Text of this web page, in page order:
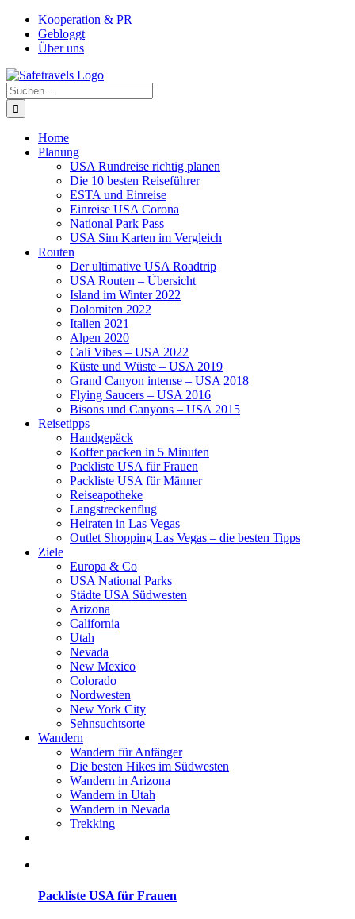
Zum
Inhalt
springen
Facebook
Instagram
YouTube
PinterestKooperation & PR
Gebloggt
Über uns
Suche
nach:
Home
Planung
USA Rundreise richtig planen
Die 10 besten Reiseführer
ESTA und Einreise
Einreise USA Corona
National Park Pass
USA Sim Karten im Vergleich
Routen
Der ultimative USA Roadtrip
USA Routen – Übersicht
Island im Winter 2022
Dolomiten 2022
Italien 2021
Alpen 2020
Cali Vibes – USA 2022
Küste und Wüste – USA 2019
Grand Canyon intense – USA 2018
Flying Saucers – USA 2016
Bisons und Canyons – USA 2015
Reisetipps
Handgepäck
Koffer packen in 5 Minuten
Packliste USA für Frauen
Packliste USA für Männer
Reiseapotheke
Langstreckenflug
Heiraten in Las Vegas
Outlet Shopping Las Vegas – die besten Tipps
Ziele
Europa & Co
USA National Parks
Städte USA Südwesten
Arizona
California
Utah
Nevada
New Mexico
Colorado
Nordwesten
New York City
Sehnsuchtsorte
Wandern
Wandern für Anfänger
Die besten Hikes im Südwesten
Wandern in Arizona
Wandern in Utah
Wandern in Nevada
Trekking
Packliste USA für Frauen